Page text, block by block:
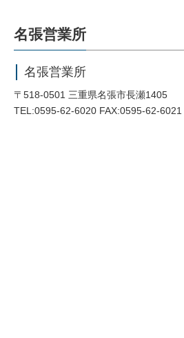
名張営業所
名張営業所
〒518-0501 三重県名張市長瀬1405
TEL:0595-62-6020 FAX:0595-62-6021